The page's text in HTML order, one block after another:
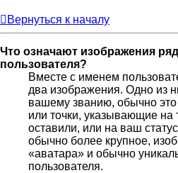
Вернуться к началу
Что означают изображения
пользователя?
Вместе с именем
два изображения. Одно из
вашему званию, обычно это
или точки, указывающие на
оставили, или на ваш
обычно более крупное,
«аватара» и обычно
пользователя.